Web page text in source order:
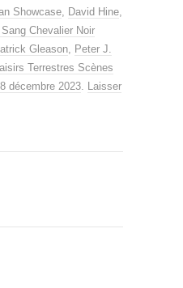
Showcase David Hine
Sang Chevalier Noir
Gleason Peter J.
Terrestres Scènes
décembre 2023 Laisser